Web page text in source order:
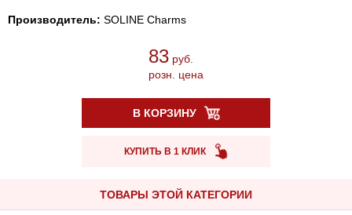
Производитель: SOLINE Charms
83 руб.
розн. цена
В КОРЗИНУ
КУПИТЬ В 1 КЛИК
ТОВАРЫ ЭТОЙ КАТЕГОРИИ